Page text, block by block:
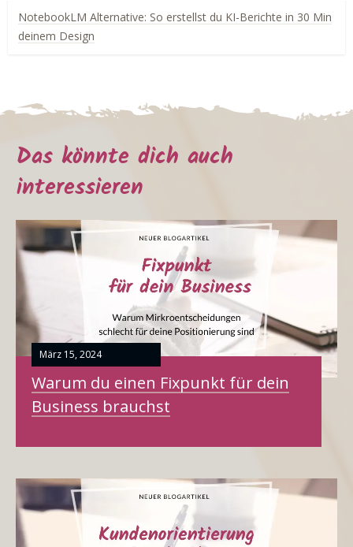
NotebookLM Alternative: So erstellst du KI-Berichte in 30 Min
deinem Design
Das könnte dich auch
interessieren
März 15, 2024
Warum du einen Fixpunkt für dein
Business brauchst